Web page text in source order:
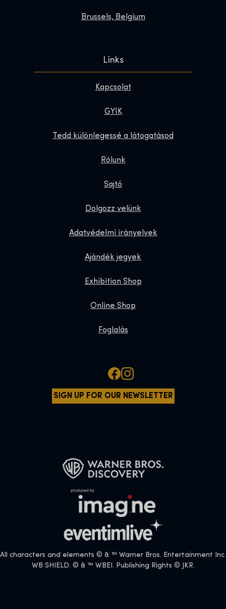
Brussels, Belgium
Links
Kapcsolat
GYIK
Tedd különlegessé a látogatásod
Rólunk
Sajtó
Dolgozz velünk
Adatvédelmi irányelvek
Ajándék jegyek
Exhibition Shop
Online Shop
Foglalás
SIGN UP FOR OUR NEWSLETTER
All characters and elements © & ™ Warner Bros. Entertainment Inc.
WB SHIELD: © & ™ WBEI. Publishing Rights © JKR.